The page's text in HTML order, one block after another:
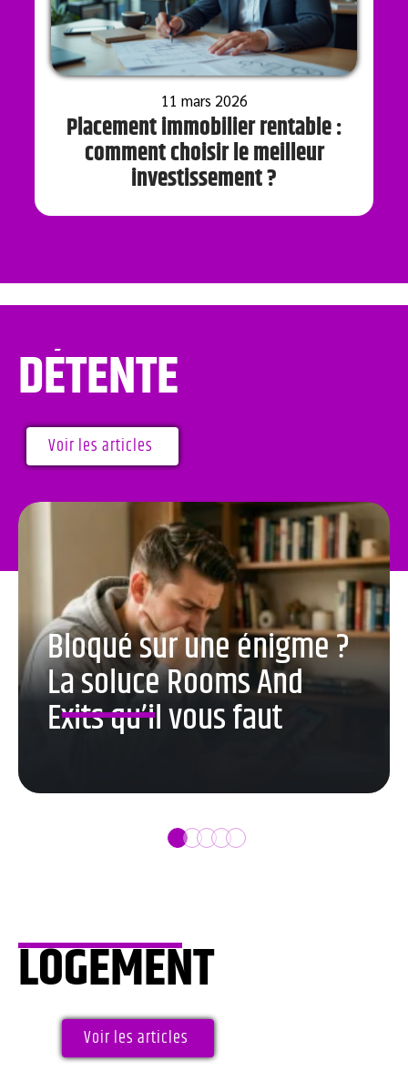
11 mars 2026
Placement immobilier rentable :
comment choisir le meilleur
investissement ?
DÉTENTE
Voir les articles
Bloqué sur une énigme ?
La soluce Rooms And
Exits qu’il vous faut
LOGEMENT
Voir les articles